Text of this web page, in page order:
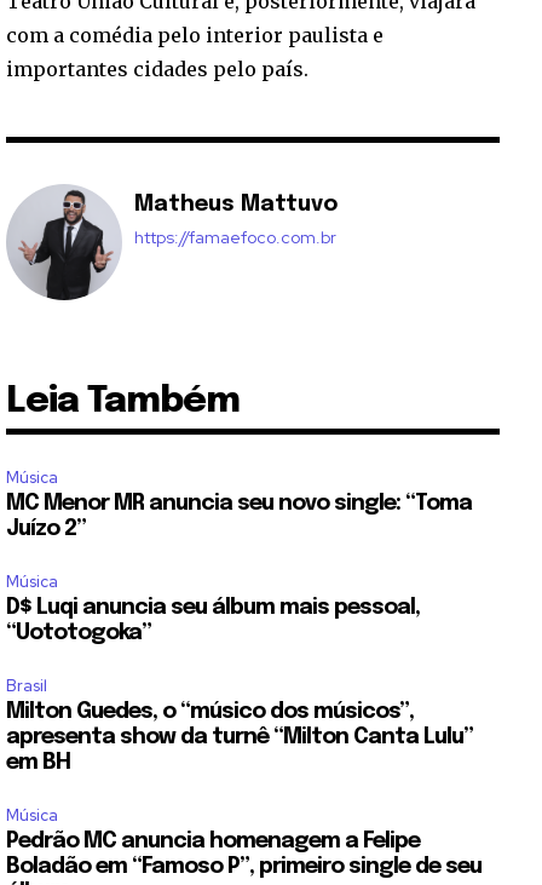
com a comédia pelo interior paulista e
importantes cidades pelo país.
Matheus Mattuvo
https://famaefoco.com.br
Leia Também
Música
MC Menor MR anuncia seu novo single: “Toma
Juízo 2”
Música
D$ Luqi anuncia seu álbum mais pessoal,
“Uototogoka”
Brasil
Milton Guedes, o “músico dos músicos”,
apresenta show da turnê “Milton Canta Lulu”
em BH
Música
Pedrão MC anuncia homenagem a Felipe
Boladão em “Famoso P”, primeiro single de seu